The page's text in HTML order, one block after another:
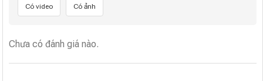
Có video Có ảnh
Chưa có đánh giá nào.